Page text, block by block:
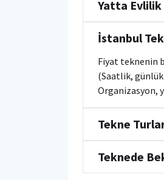
Yatta
İstanbul
Fiyat teknenin
(Saatlik,
Organizasyon,
Tekne
Teknede